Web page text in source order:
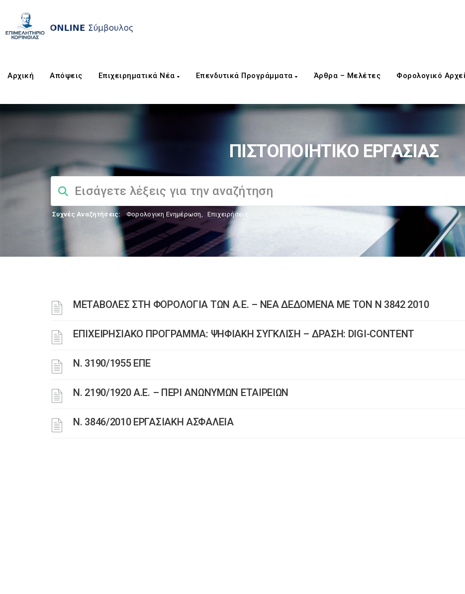
Αρχική Απόψεις Επιχειρηματικά Νέα Επενδυτικά Προγράμματα Άρθρα – Μελέτες Φορολογικό
ΠΙΣΤΟΠΟΙΗΤΙΚΟ ΕΡΓΑΣΙΑΣ
Συχνές Αναζητήσεις: Φορολογικη Ενημέρωση, Επιχειρήσεις
ΜΕΤΑΒΟΛΕΣ ΣΤΗ ΦΟΡΟΛΟΓΙΑ ΤΩΝ Α.Ε. – ΝΕΑ ΔΕΔΟΜΕΝΑ ME TON N 3842 2010
ΕΠΙΧΕΙΡΗΣΙΑΚΟ ΠΡΟΓΡΑΜΜΑ: ΨΗΦΙΑΚΗ ΣΥΓΚΛΙΣΗ – ΔΡΑΣΗ: DIGI-CONTENT
Ν. 3190/1955 ΕΠΕ
Ν. 2190/1920 Α.Ε. – ΠΕΡΙ ΑΝΩΝΥΜΩΝ ΕΤΑΙΡΕΙΩΝ
Ν. 3846/2010 ΕΡΓΑΣΙΑΚΗ ΑΣΦΑΛΕΙΑ